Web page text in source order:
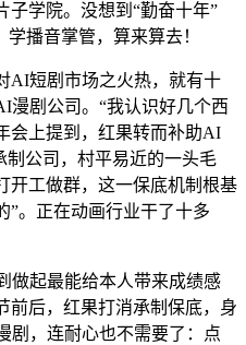
子学院。没想到“勤奋十年”
播音掌管，算来算去！
短剧市场之火热，就有十
漫剧公司。“我认识好几个西
会上提到，红果转而补助AI
制公司，村平易近的一头毛
开工做群，这一保底机制根基
”。正在动画行业干了十多
起最能给本人带来成绩感
前后，红果打消承制保底，身
剧，连耐心也不需要了：点